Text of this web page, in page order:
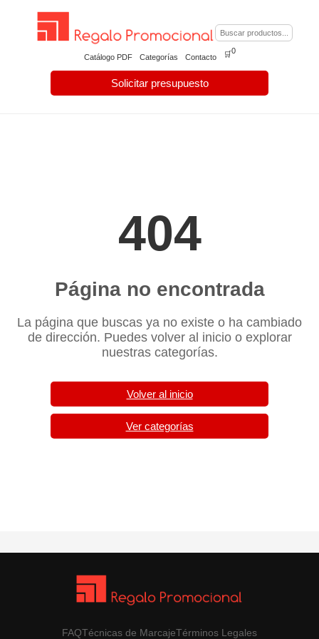
Catálogo PDF Categorías Contacto
Solicitar presupuesto
🛒0
404
Página no encontrada
La página que buscas ya no existe o ha cambiado
de dirección. Puedes volver al inicio o explorar
nuestras categorías.
Volver al inicio
Ver categorías
FAQTécnicas de MarcajeTérminos Legales